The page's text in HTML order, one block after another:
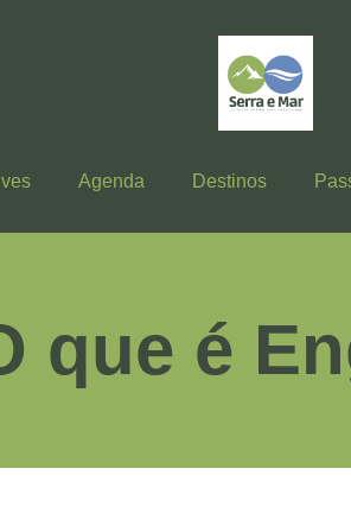
Agenda Destinos
que é